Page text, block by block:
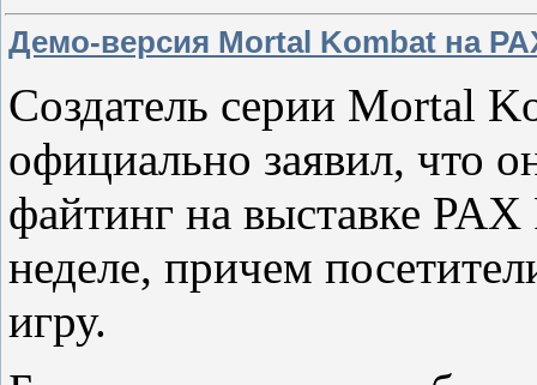
Демо-версия Mortal Kombat на
Создатель серии Mortal
официально заявил, что
файтинг на выставке
неделе, причем
игру.